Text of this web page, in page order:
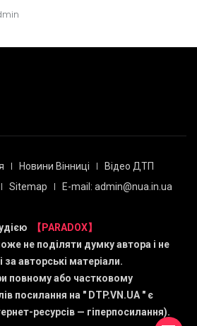
Новини Вінниці
Відео ДТП
Sitemap
E-mail: admin@nua.in.ua
【PARADOX】
не поділяти думку автора і не
за авторські матеріали.
повному або частковому
посилання на " DTP.VN.UA " є
ресурсів — гіперпосилання).